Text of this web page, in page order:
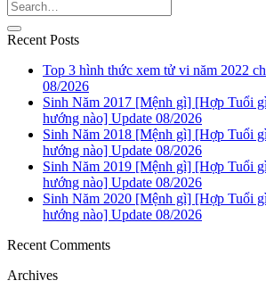
Recent Posts
Top 3 hình thức xem tử vi năm 2022
08/2026
Sinh Năm 2017 [Mệnh gì] [Hợp Tuổi
hướng nào] Update 08/2026
Sinh Năm 2018 [Mệnh gì] [Hợp Tuổi
hướng nào] Update 08/2026
Sinh Năm 2019 [Mệnh gì] [Hợp Tuổi
hướng nào] Update 08/2026
Sinh Năm 2020 [Mệnh gì] [Hợp Tuổi
hướng nào] Update 08/2026
Recent Comments
Archives